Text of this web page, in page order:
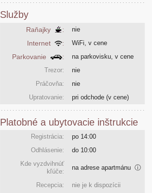
Služby
Raňajky : nie
Internet : WiFi, v cene
Parkovanie :
na parkovisku, v cene
Trezor:
nie
Práčovňa:
nie
Upratovanie:
pri odchode (v cene)
Platobné a ubytovacie inštrukcie
Registrácia:
po 14:00
Odhlásenie:
do 10:00
Kde vyzdvihnúť
kľúče:
na adrese apartmánu ⓘ
Recepcia:
nie je k dispozícii